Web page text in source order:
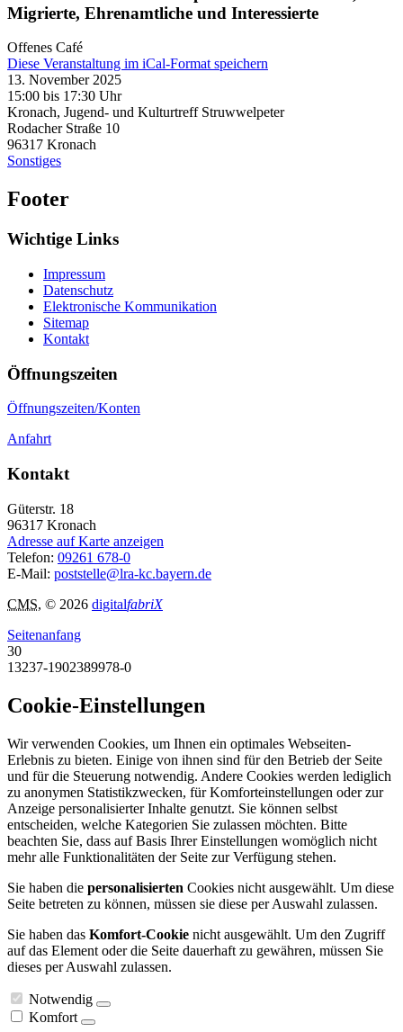
Migrierte, Ehrenamtliche und Interessierte
Offenes Café
Diese Veranstaltung im iCal-Format speichern
13. November 2025
15:00 bis 17:30 Uhr
Kronach, Jugend- und Kulturtreff Struwwelpeter
Rodacher Straße 10
96317 Kronach
Sonstiges
Footer
Wichtige Links
Impressum
Datenschutz
Elektronische Kommunikation
Sitemap
Kontakt
Öffnungszeiten
Öffnungszeiten/Konten
Anfahrt
Kontakt
Güterstr. 18
96317 Kronach
Adresse auf Karte anzeigen
Telefon: 09261 678-0
E-Mail: poststelle@lra-kc.bayern.de
CMS, © 2026 digitalfabriX
Seitenanfang
30
13237-1902389978-0
Cookie-Einstellungen
Wir verwenden Cookies, um Ihnen ein optimales Webseiten-
Erlebnis zu bieten. Einige von ihnen sind für den Betrieb der Seite
und für die Steuerung notwendig. Andere Cookies werden lediglich
zu anonymen Statistikzwecken, für Komforteinstellungen oder zur
Anzeige personalisierter Inhalte genutzt. Sie können selbst
entscheiden, welche Kategorien Sie zulassen möchten. Bitte
beachten Sie, dass auf Basis Ihrer Einstellungen womöglich nicht
mehr alle Funktionalitäten der Seite zur Verfügung stehen.
Sie haben die personalisierten Cookies nicht ausgewählt. Um diese
Seite betreten zu können, müssen sie diese per Auswahl zulassen.
Sie haben das Komfort-Cookie nicht ausgewählt. Um den Zugriff
auf das Element oder die Seite dauerhaft zu gewähren, müssen Sie
dieses per Auswahl zulassen.
Notwendig
Komfort